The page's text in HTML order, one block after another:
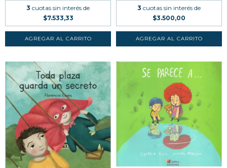
3 cuotas sin interés de
$7.533,33
3 cuotas sin interés de
$3.500,00